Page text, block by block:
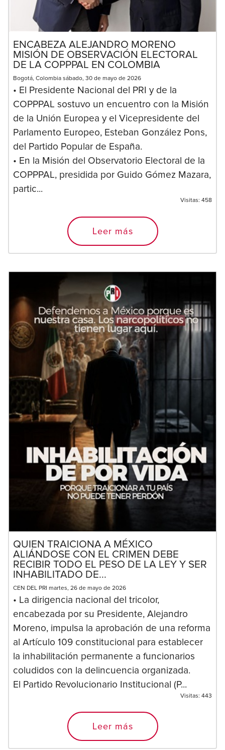
ENCABEZA ALEJANDRO MORENO
MISIÓN DE OBSERVACIÓN ELECTORAL
DE LA COPPPAL EN COLOMBIA
Bogotá, Colombia sábado, 30 de mayo de 2026
• El Presidente Nacional del PRI y de la
COPPPAL sostuvo un encuentro con la Misión
de la Unión Europea y el Vicepresidente del
Parlamento Europeo, Esteban González Pons,
del Partido Popular de España.
• En la Misión del Observatorio Electoral de la
COPPPAL, presidida por Guido Gómez Mazara,
partic...
Visitas: 458
Leer más
QUIEN TRAICIONA A MÉXICO
ALIÁNDOSE CON EL CRIMEN DEBE
RECIBIR TODO EL PESO DE LA LEY Y SER
INHABILITADO DE...
CEN DEL PRI martes, 26 de mayo de 2026
• La dirigencia nacional del tricolor,
encabezada por su Presidente, Alejandro
Moreno, impulsa la aprobación de una reforma
al Artículo 109 constitucional para establecer
la inhabilitación permanente a funcionarios
coludidos con la delincuencia organizada.
El Partido Revolucionario Institucional (P...
Visitas: 443
Leer más